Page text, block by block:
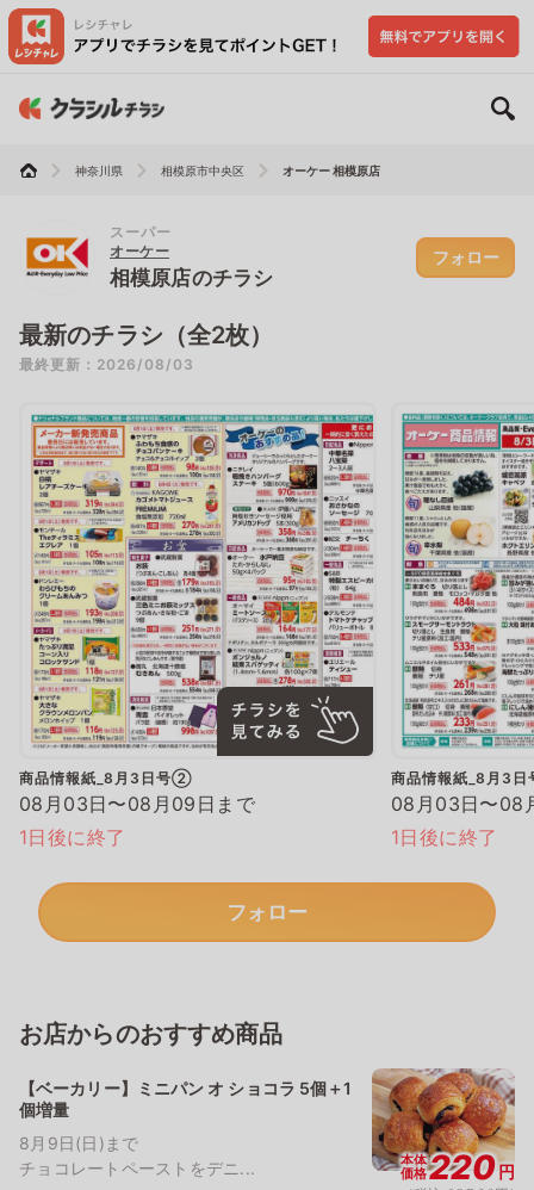
神奈川県 相模原市中央区 オーケー 相模原店
スーパー
オーケー
相模原店のチラシ
フォロー
最新のチラシ（全2枚）
最終更新：2026/08/03
商品情報紙_8月3日号②
08月03日〜08月09日まで
1日後に終了
商品情報紙_8月3
08月03日〜08
1日後に終了
フォロー
お店からのおすすめ商品
【ベーカリー】ミニパン オ ショコラ 5個＋1
個増量
8月9日(日)まで
チョコレートペーストをデニ...
本体
価格220円